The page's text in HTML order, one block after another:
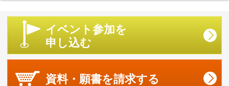
イベント参加を
申し込む
資料・願書を請求する